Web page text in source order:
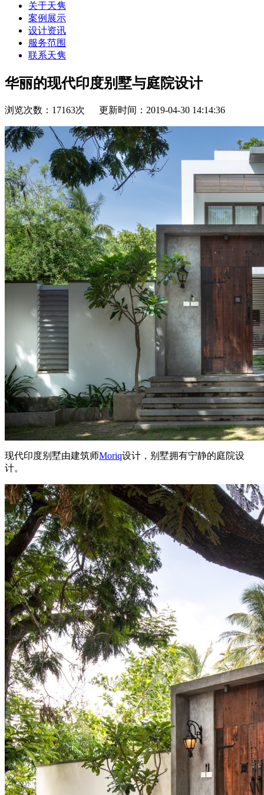
关于天隽
案例展示
设计资讯
服务范围
联系天隽
华丽的现代印度别墅与庭院设计
浏览次数：17163次 更新时间：2019-04-30 14:14:36
现代印度别墅由建筑师Moriq设计，别墅拥有宁静的庭院设
计。